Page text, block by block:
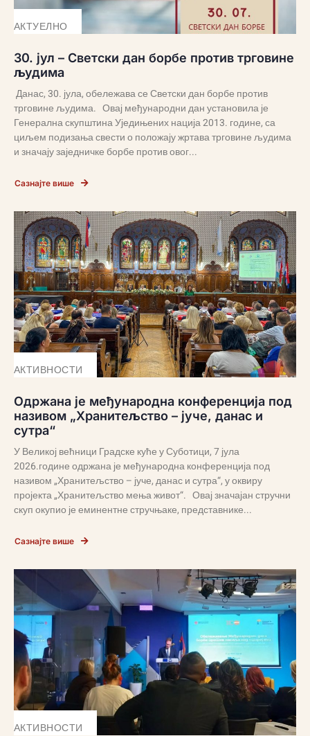
АКТУЕЛНО
30. јул – Светски дан борбе против трговине
људима
Данас, 30. јула, обележава се Светски дан борбе против
трговине људима. Овај међународни дан установила је
Генерална скупштина Уједињених нација 2013. године, са
циљем подизања свести о положају жртава трговине људима
и значају заједничке борбе против овог...
Сазнајте више
АКТИВНОСТИ
Одржана је међународна конференција под
називом „Хранитељство – јуче, данас и
сутра“
У Великој већници Градске куће у Суботици, 7 јула
2026.године одржана је међународна конференција под
називом „Хранитељство – јуче, данас и сутра“, у оквиру
пројекта „Хранитељство мења живот“. Овај значајан стручни
скуп окупио је еминентне стручњаке, представнике...
Сазнајте више
АКТИВНОСТИ